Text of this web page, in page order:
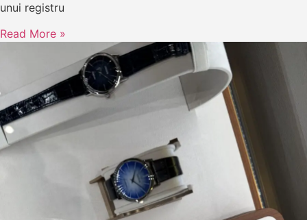
unui registru
Read More »